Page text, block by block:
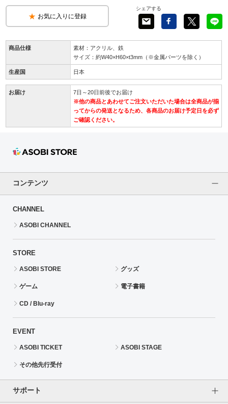
お気に入りに登録
シェアする
商品仕様
素材：アクリル、鉄
サイズ：約W40×H60×t3mm（※金属パーツを除く）
生産国 日本
お届け
7日～20日前後でお届け
※他の商品とあわせてご注文いただいた場合は全商品が揃
ってからの発送となるため、各商品のお届け予定日を必ず
ご確認ください。
コンテンツ
CHANNEL
ASOBI CHANNEL
STORE
ASOBI STORE グッズ
ゲーム 電子書籍
CD / Blu-ray
EVENT
ASOBI TICKET ASOBI STAGE
その他先行受付
サポート